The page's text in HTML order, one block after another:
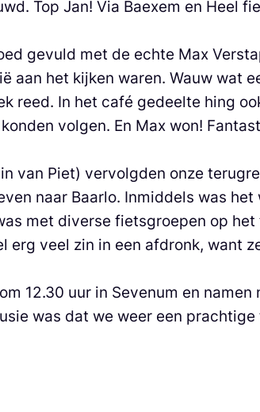
Top Jan! Via Baexem en Heel
gevuld met de echte Max
aan het kijken waren. Wauw wat
reed. In het café gedeelte hing
volgen. En Max won!
van Piet) vervolgden onze
naar Baarlo. Inmiddels was het
met diverse fietsgroepen op
erg veel zin in een afdronk, want
12.30 uur in Sevenum en namen
was dat we weer een